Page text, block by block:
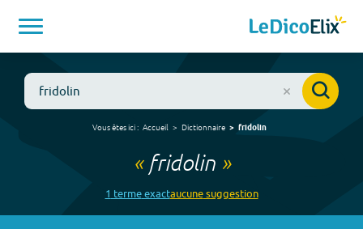
Vous êtes ici : Accueil Dictionnaire fridolin
« fridolin»
1 termeexactaucunesuggestion